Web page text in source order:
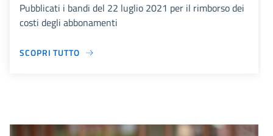
Pubblicati i bandi del 22 luglio 2021 per il rimborso dei
costi degli abbonamenti
SCOPRI TUTTO